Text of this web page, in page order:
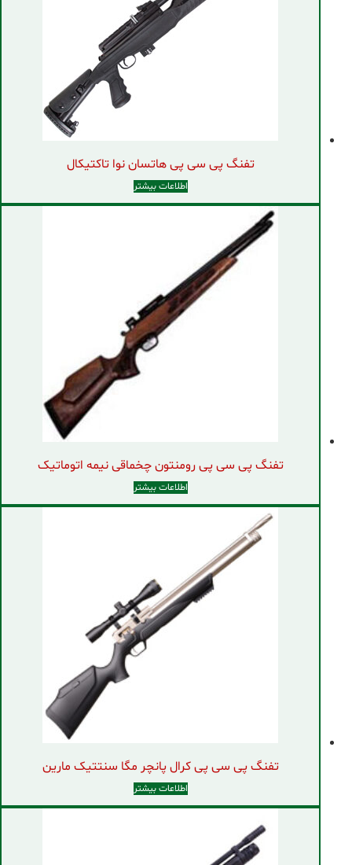
تفنگ پی سی پی هاتسان نوا تاکتیکال
اطلاعات بیشتر
تفنگ پی سی پی رومنتون چخماقی نیمه اتوماتیک
اطلاعات بیشتر
تفنگ پی سی پی کرال پانچر مگا سنتتیک مارین
اطلاعات بیشتر